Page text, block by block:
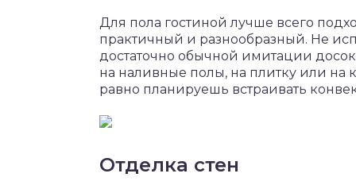
Для пола гостиной лучше всего
практичный и разнообразный. Не
достаточно обычной имитации
на наливные полы, на плитку или на
равно планируешь встраивать
Отделка стен